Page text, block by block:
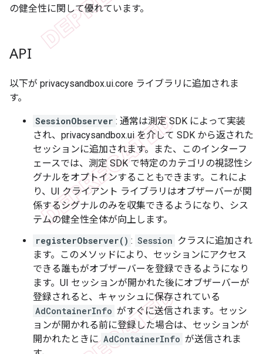
の健全性に関して優れています。
API
以下が privacysandbox.ui.core ライブラリに追加されま
す。
SessionObserver : 通常は測定 SDK によって実装
され、privacysandbox.ui を介して SDK から返された
セッションに追加されます。また、このインターフ
ェースでは、測定 SDK で特定のカテゴリの視認性シ
グナルをオプトインすることもできます。これによ
り、UI クライアント ライブラリはオブザーバーが関
係するシグナルのみを収集できるようになり、シス
テムの健全性全体が向上します。
registerObserver() : Session クラスに追加され
ます。このメソッドにより、セッションにアクセス
できる誰もがオブザーバーを登録できるようになり
ます。UI セッションが開かれた後にオブザーバーが
登録されると、キャッシュに保存されている
AdContainerInfo がすぐに送信されます。セッシ
ョンが開かれる前に登録した場合は、セッションが
開かれたときに AdContainerInfo が送信されま